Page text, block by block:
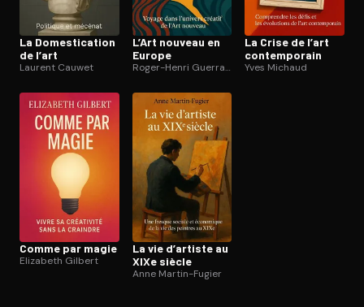
La Do­mes­ti­ca­tion
de l’art
Laurent Cauwet
L’Art nouveau en
Europe
Roger-Henri Guerrand
La Crise de l’art
contem­po­rain
Yves Michaud
Comme par magie
Elizabeth Gilbert
La vie d’artiste au
XIXe siècle
Anne Martin-Fugier